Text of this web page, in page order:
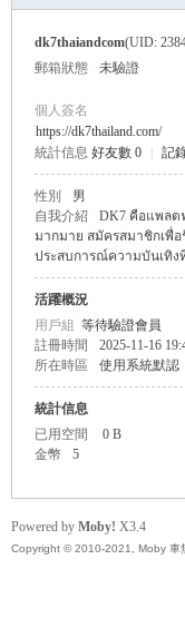
dk7thaiandcom(UID:
郵箱狀態
未驗證
個人簽名
https://dk7thailand.com/
統計信息 好友數 0 記
性別 男
自我介紹
DK7 คือแพลต
มากมาย สมัครสมาชิกเพื่
ประสบการณ์ความบันเทิงที่
活躍概況
用戶組 等待驗證會員
註冊時間
2025-11-16
所在時區
使用系統默認
統計信息
已用空間
0 B
金幣
5
Powered by Moby! X3.4
Copyright © 2010-2021, Moby 車